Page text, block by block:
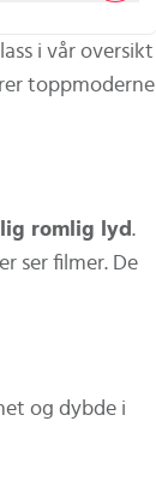
i vår oversikt
toppmoderne
romlig lyd.
ser filmer. De
og dybde i